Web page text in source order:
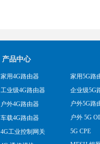
产品中心
家用4G路由器
工业级4G路由器
户外4G路由器
车载4G路由器
4G工业控制网关
家用5G路
企业级5G
户外5G路
户外 5G
5G CPE